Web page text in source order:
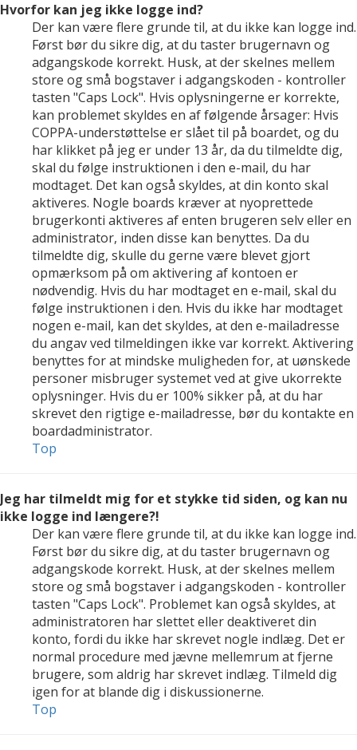
Hvorfor kan jeg ikke logge ind?
Der kan være flere grunde til, at du ikke kan logge ind.
Først bør du sikre dig, at du taster brugernavn og
adgangskode korrekt. Husk, at der skelnes mellem
store og små bogstaver i adgangskoden - kontroller
tasten "Caps Lock". Hvis oplysningerne er korrekte,
kan problemet skyldes en af følgende årsager: Hvis
COPPA-understøttelse er slået til på boardet, og du
har klikket på jeg er under 13 år, da du tilmeldte dig,
skal du følge instruktionen i den e-mail, du har
modtaget. Det kan også skyldes, at din konto skal
aktiveres. Nogle boards kræver at nyoprettede
brugerkonti aktiveres af enten brugeren selv eller en
administrator, inden disse kan benyttes. Da du
tilmeldte dig, skulle du gerne være blevet gjort
opmærksom på om aktivering af kontoen er
nødvendig. Hvis du har modtaget en e-mail, skal du
følge instruktionen i den. Hvis du ikke har modtaget
nogen e-mail, kan det skyldes, at den e-mailadresse
du angav ved tilmeldingen ikke var korrekt. Aktivering
benyttes for at mindske muligheden for, at uønskede
personer misbruger systemet ved at give ukorrekte
oplysninger. Hvis du er 100% sikker på, at du har
skrevet den rigtige e-mailadresse, bør du kontakte en
boardadministrator.
Top
Jeg har tilmeldt mig for et stykke tid siden, og kan nu
ikke logge ind længere?!
Der kan være flere grunde til, at du ikke kan logge ind.
Først bør du sikre dig, at du taster brugernavn og
adgangskode korrekt. Husk, at der skelnes mellem
store og små bogstaver i adgangskoden - kontroller
tasten "Caps Lock". Problemet kan også skyldes, at
administratoren har slettet eller deaktiveret din
konto, fordi du ikke har skrevet nogle indlæg. Det er
normal procedure med jævne mellemrum at fjerne
brugere, som aldrig har skrevet indlæg. Tilmeld dig
igen for at blande dig i diskussionerne.
Top